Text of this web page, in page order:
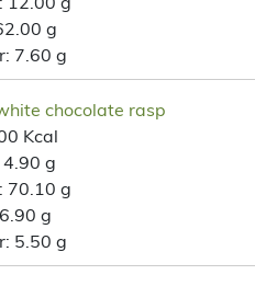
g
7.60 g
chocolate rasp
Kcal
4.90 g
70.10 g
6.90 g
5.50 g